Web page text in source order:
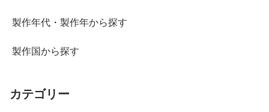
製作年代・製作年から探す
製作国から探す
カテゴリー